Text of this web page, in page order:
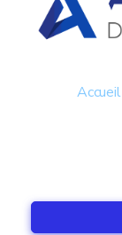
Accueil